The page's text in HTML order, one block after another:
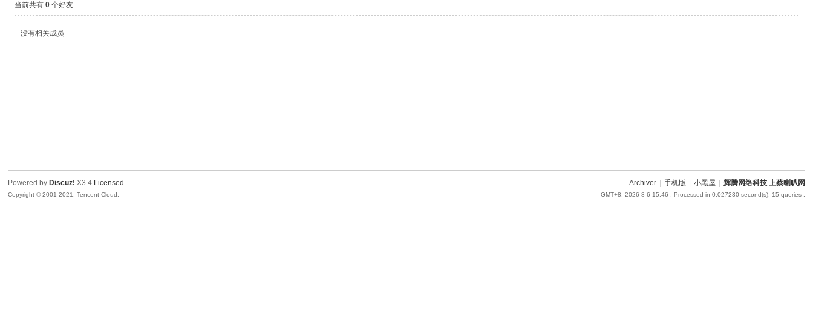
当前共有0 个好友
没有相关成员
Archiver 手机版 小黑屋 辉腾网络科技 上蔡喇叭网
GMT+8, 2026-8-6 15:46 , Processed in 0.027230 second(s), 15 queries .
Powered by Discuz! X3.4 Licensed
Copyright © 2001-2021, Tencent Cloud.